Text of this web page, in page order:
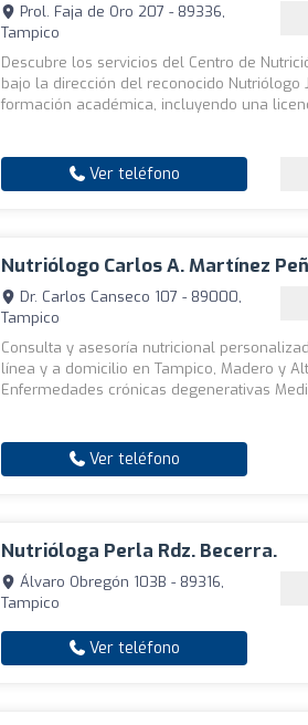
Prol. Faja de Oro 207 - 89336,
Tampico
Descubre los servicios del Centro de
bajo la dirección del reconocido Nutriólogo
formación académica, incluyendo una
Ver teléfono
Nutriólogo Carlos A. Martínez
Dr. Carlos Canseco 107 - 89000,
Tampico
Consulta y asesoría nutricional
línea y a domicilio en Tampico, Madero y
Enfermedades crónicas degenerativas
Ver teléfono
Nutrióloga Perla Rdz. Becerra.
Álvaro Obregón 103B - 89316,
Tampico
Ver teléfono